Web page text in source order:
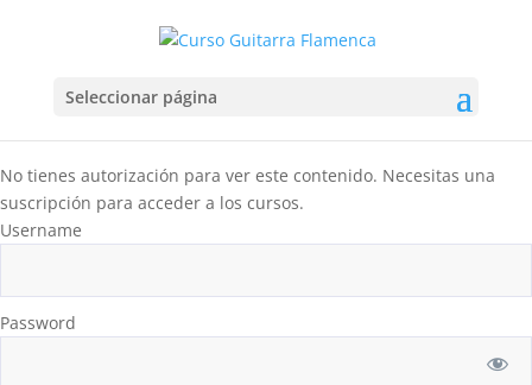
Seleccionar página
No tienes autorización para ver este contenido. Necesitas una
suscripción para acceder a los cursos.
Username
Password